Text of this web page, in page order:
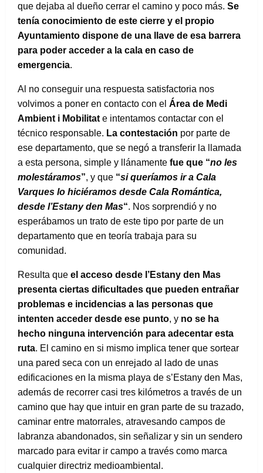
que dejaba al dueño cerrar el camino y poco más. Se
tenía conocimiento de este cierre y el propio
Ayuntamiento dispone de una llave de esa barrera
para poder acceder a la cala en caso de
emergencia.
Al no conseguir una respuesta satisfactoria nos
volvimos a poner en contacto con el Área de Medi
Ambient i Mobilitat e intentamos contactar con el
técnico responsable. La contestación por parte de
ese departamento, que se negó a transferir la llamada
a esta persona, simple y llánamente fue que “no les
molestáramos”, y que “si queríamos ir a Cala
Varques lo hiciéramos desde Cala Romántica,
desde l’Estany den Mas“. Nos sorprendió y no
esperábamos un trato de este tipo por parte de un
departamento que en teoría trabaja para su
comunidad.
Resulta que el acceso desde l’Estany den Mas
presenta ciertas dificultades que pueden entrañar
problemas e incidencias a las personas que
intenten acceder desde ese punto, y no se ha
hecho ninguna intervención para adecentar esta
ruta. El camino en si mismo implica tener que sortear
una pared seca con un enrejado al lado de unas
edificaciones en la misma playa de s’Estany den Mas,
además de recorrer casi tres kilómetros a través de un
camino que hay que intuir en gran parte de su trazado,
caminar entre matorrales, atravesando campos de
labranza abandonados, sin señalizar y sin un sendero
marcado para evitar ir campo a través como marca
cualquier directriz medioambiental.